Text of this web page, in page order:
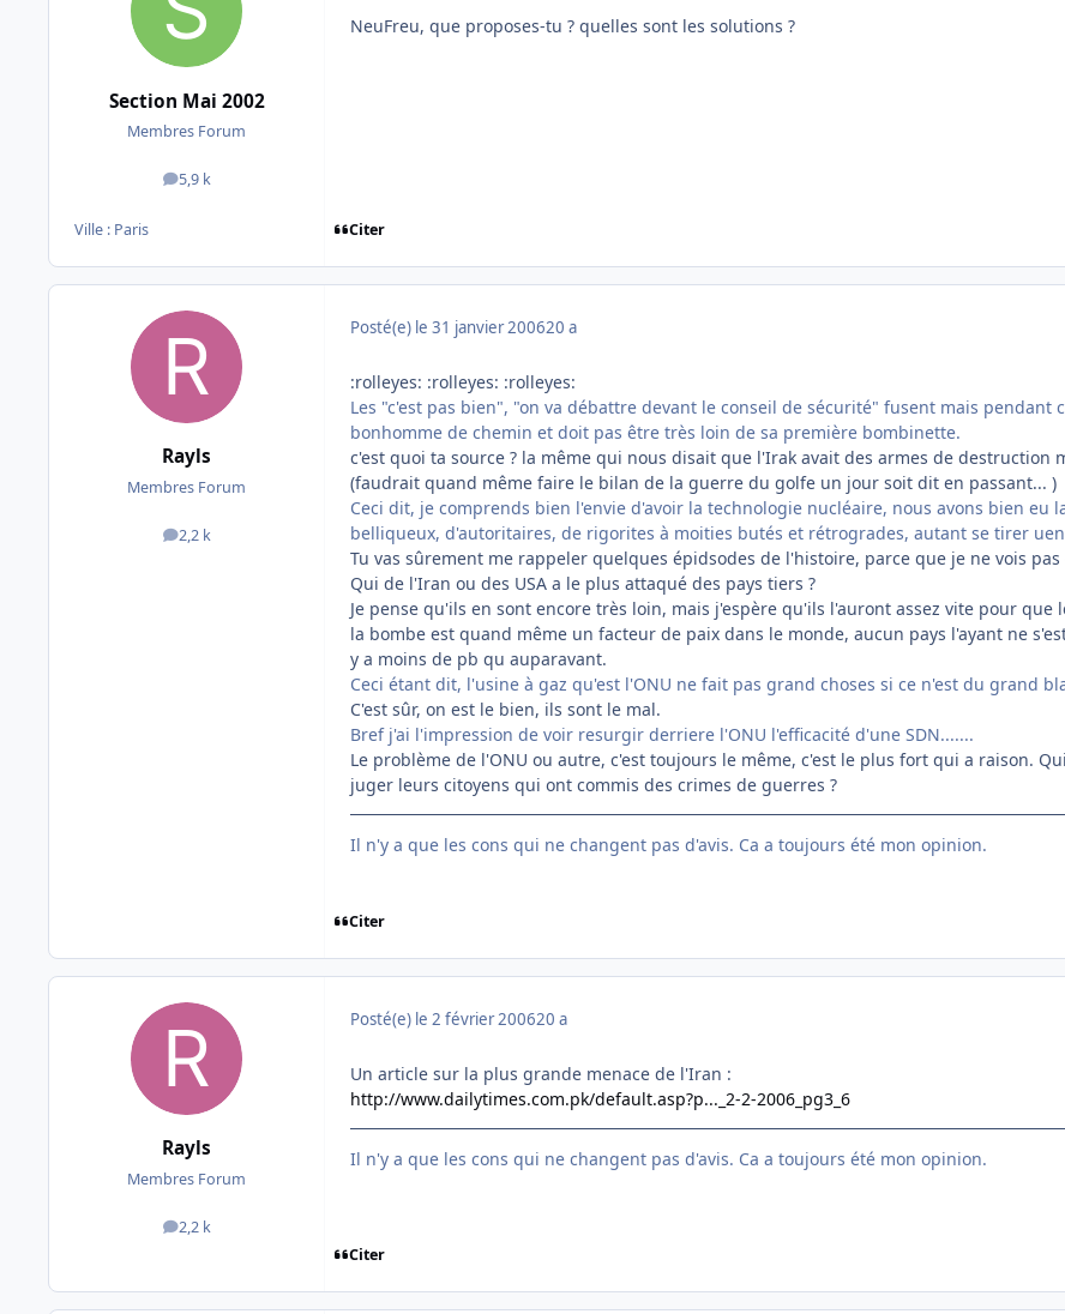
Section Mai 2002
Membres Forum
5,9 k
messages
Ville : Paris
NeuFreu, que proposes-tu ? quelles sont les solutions ?
Citer
Rayls
Membres Forum
2,2 k
messages
Posté(e) le 31 janvier 200620 a
:rolleyes: :rolleyes: :rolleyes:
Les "c'est pas bien", "on va débattre devant le conseil de sécurité" fusent mais pendant
bonhomme de chemin et doit pas être très loin de sa première bombinette.
c'est quoi ta source ? la même qui nous disait que l'Irak avait des armes de destruction
(faudrait quand même faire le bilan de la guerre du golfe un jour soit dit en passant... )
Ceci dit, je comprends bien l'envie d'avoir la technologie nucléaire, nous avons bien
belliqueux, d'autoritaires, de rigorites à moities butés et rétrogrades, autant se tirer
Tu vas sûrement me rappeler quelques épidsodes de l'histoire, parce que je ne vois
Qui de l'Iran ou des USA a le plus attaqué des pays tiers ?
Je pense qu'ils en sont encore très loin, mais j'espère qu'ils l'auront assez vite pour
la bombe est quand même un facteur de paix dans le monde, aucun pays l'ayant ne
y a moins de pb qu auparavant.
Ceci étant dit, l'usine à gaz qu'est l'ONU ne fait pas grand choses si ce n'est du grand
C'est sûr, on est le bien, ils sont le mal.
Bref j'ai l'impression de voir resurgir derriere l'ONU l'efficacité d'une SDN.......
Le problème de l'ONU ou autre, c'est toujours le même, c'est le plus fort qui a raison.
juger leurs citoyens qui ont commis des crimes de guerres ?
Il n'y a que les cons qui ne changent pas d'avis. Ca a toujours été mon opinion.
Citer
Rayls
Membres Forum
2,2 k
messages
Posté(e) le 2 février 200620 a
Un article sur la plus grande menace de l'Iran :
http://www.dailytimes.com.pk/default.asp?p..._2-2-2006_pg3_6
Il n'y a que les cons qui ne changent pas d'avis. Ca a toujours été mon opinion.
Citer